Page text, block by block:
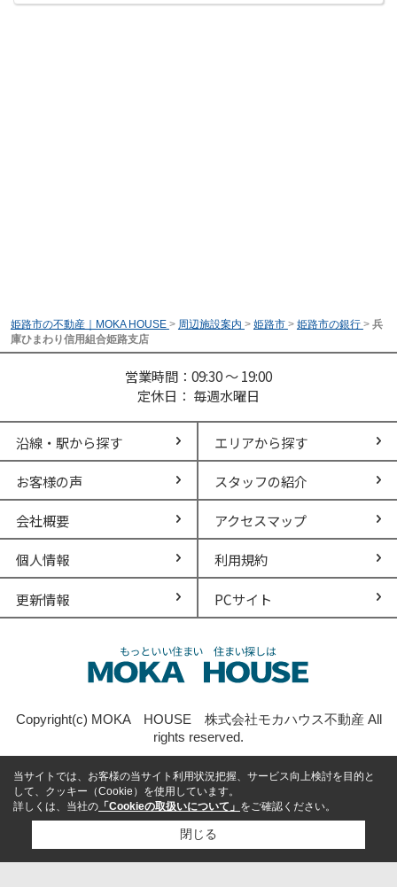
姫路市の不動産｜MOKA HOUSE > 周辺施設案内 > 姫路市 > 姫路市の銀行 > 兵
庫ひまわり信用組合姫路支店
営業時間：09:30 ～ 19:00
定休日： 毎週水曜日
沿線・駅から探す エリアから探す
お客様の声 スタッフの紹介
会社概要 アクセスマップ
個人情報 利用規約
更新情報 PCサイト
Copyright(c) MOKA HOUSE 株式会社モカハウス不動産 All
rights reserved.
当サイトでは、お客様の当サイト利用状況把握、サービス向上検討を目的と
して、クッキー（Cookie）を使用しています。
詳しくは、当社の 「Cookieの取扱いについて」 をご確認ください。
閉じる